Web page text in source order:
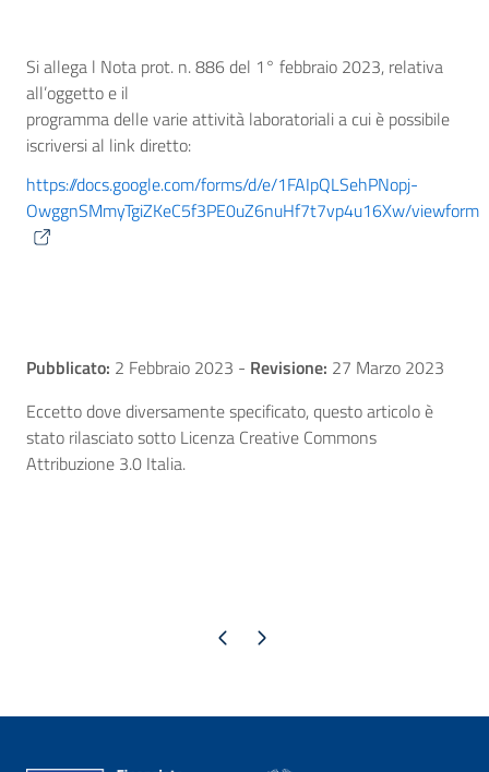
Si allega l Nota prot. n. 886 del 1° febbraio 2023, relativa
all’oggetto e il
programma delle varie attività laboratoriali a cui è possibile
iscriversi al link diretto:
https://docs.google.com/forms/d/e/1FAIpQLSehPNopj-
OwggnSMmyTgiZKeC5f3PE0uZ6nuHf7t7vp4u16Xw/viewform
Pubblicato: 2 Febbraio 2023 - Revisione: 27 Marzo 2023
Eccetto dove diversamente specificato, questo articolo è
stato rilasciato sotto Licenza Creative Commons
Attribuzione 3.0 Italia.
Pagina precedente
Pagina successiva